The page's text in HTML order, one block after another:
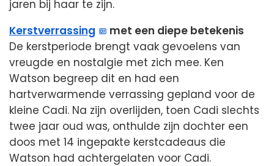
jaren bij haar te zijn.
Kerstverrassing
met een diepe betekenis
De kerstperiode brengt vaak gevoelens van
vreugde en nostalgie met zich mee. Ken
Watson begreep dit en had een
hartverwarmende verrassing gepland voor de
kleine Cadi. Na zijn overlijden, toen Cadi slechts
twee jaar oud was, onthulde zijn dochter een
doos met 14 ingepakte kerstcadeaus die
Watson had achtergelaten voor Cadi.